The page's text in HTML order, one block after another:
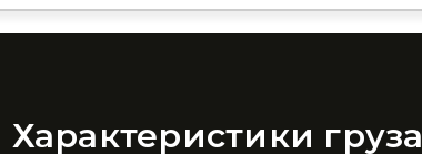
Характеристики груза